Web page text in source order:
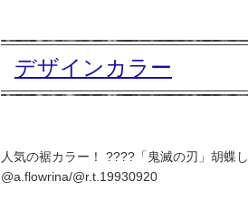
デザインカラー
人気の裾カラー！ ????「鬼滅の刃」胡蝶
@a.flowrina/@r.t.19930920